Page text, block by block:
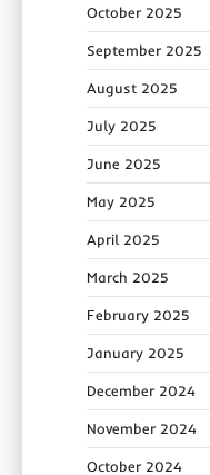
October 2025
September 2025
August 2025
July 2025
June 2025
May 2025
April 2025
March 2025
February 2025
January 2025
December 2024
November 2024
October 2024